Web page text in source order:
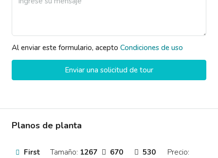
Al enviar este formulario, acepto Condiciones de uso
Enviar una solicitud de tour
Planos de planta
First
Tamaño: 1267
670
530
Precio: